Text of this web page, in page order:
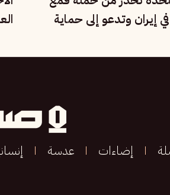
إيران وتدعو إلى حماية
إضاءات عدسة